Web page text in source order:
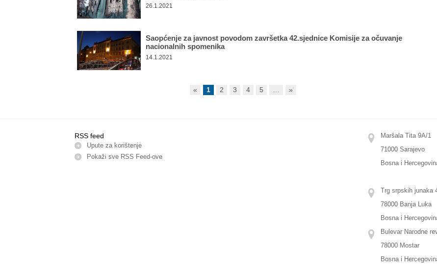
26.1.2021
Saopćenje za javnost povodom završetka 42.sjednice Komisije za očuvanje
nacionalnih spomenika
14.1.2021
« 1 2 3 4 5 »
RSS feed
Upute za korištenje
Pokaži sve RSS Feed-оve
Maršala Tita 9A/1
71000 Sarajevo
Bosna i
Trg srpskih junaka
78000 Banja Luka
Bosna i
Bulevar Narodne
78000 Mostar
Bosna i